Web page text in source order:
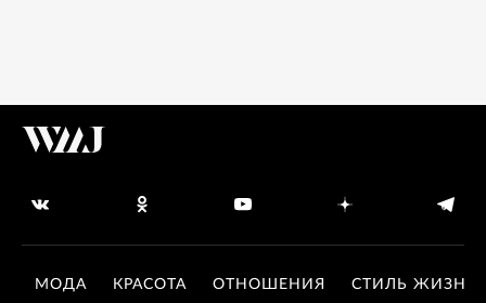
МОДА КРАСОТА ОТНОШЕНИЯ СТИЛЬ ЖИЗНИ